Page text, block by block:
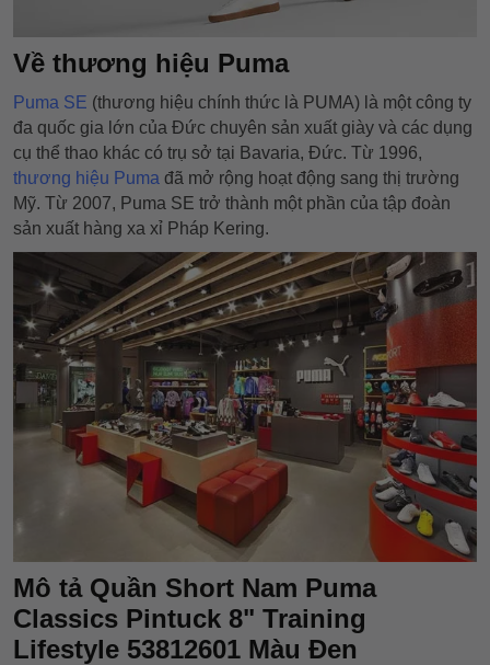
Về thương hiệu Puma
Puma SE (thương hiệu chính thức là PUMA) là một công ty
đa quốc gia lớn của Đức chuyên sản xuất giày và các dụng
cụ thể thao khác có trụ sở tại Bavaria, Đức. Từ 1996,
thương hiệu Puma đã mở rộng hoạt động sang thị trường
Mỹ. Từ 2007, Puma SE trở thành một phần của tập đoàn
sản xuất hàng xa xỉ Pháp Kering.
Mô tả Quần Short Nam Puma
Classics Pintuck 8" Training
Lifestyle 53812601 Màu Đen